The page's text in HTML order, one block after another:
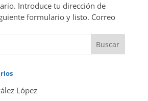
Introduce tu dirección de
formulario y listo. Correo
López